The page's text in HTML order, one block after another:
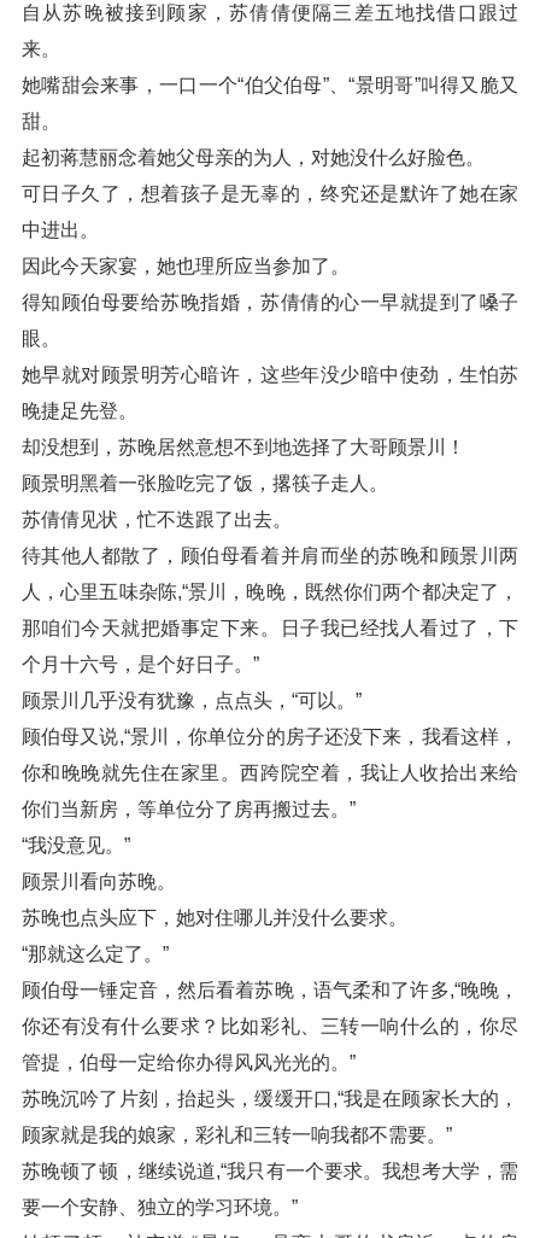
自从苏晚被接到顾家，苏倩倩便隔三差五地找借口跟过
来。
她嘴甜会来事，一口一个“伯父伯母”、“景明哥”叫得又脆又
甜。
起初蒋慧丽念着她父母亲的为人，对她没什么好脸色。
可日子久了，想着孩子是无辜的，终究还是默许了她在家
中进出。
因此今天家宴，她也理所应当参加了。
得知顾伯母要给苏晚指婚，苏倩倩的心一早就提到了嗓子
眼。
她早就对顾景明芳心暗许，这些年没少暗中使劲，生怕苏
晚捷足先登。
却没想到，苏晚居然意想不到地选择了大哥顾景川！
顾景明黑着一张脸吃完了饭，撂筷子走人。
苏倩倩见状，忙不迭跟了出去。
待其他人都散了，顾伯母看着并肩而坐的苏晚和顾景川两
人，心里五味杂陈,“景川，晚晚，既然你们两个都决定了，
那咱们今天就把婚事定下来。日子我已经找人看过了，下
个月十六号，是个好日子。”
顾景川几乎没有犹豫，点点头，“可以。”
顾伯母又说,“景川，你单位分的房子还没下来，我看这样，
你和晚晚就先住在家里。西跨院空着，我让人收拾出来给
你们当新房，等单位分了房再搬过去。”
“我没意见。”
顾景川看向苏晚。
苏晚也点头应下，她对住哪儿并没什么要求。
“那就这么定了。”
顾伯母一锤定音，然后看着苏晚，语气柔和了许多,“晚晚，
你还有没有什么要求？比如彩礼、三转一响什么的，你尽
管提，伯母一定给你办得风风光光的。”
苏晚沉吟了片刻，抬起头，缓缓开口,“我是在顾家长大的，
顾家就是我的娘家，彩礼和三转一响我都不需要。”
苏晚顿了顿，继续说道,“我只有一个要求。我想考大学，需
要一个安静、独立的学习环境。”